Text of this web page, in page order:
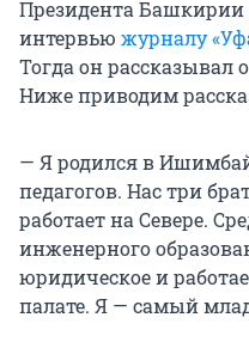
Президента
интервью журналу
Тогда он рассказывал
Ниже приводим
— Я родился в
педагогов. Нас три
работает на Севере.
инженерного
юридическое и
палате. Я — самый